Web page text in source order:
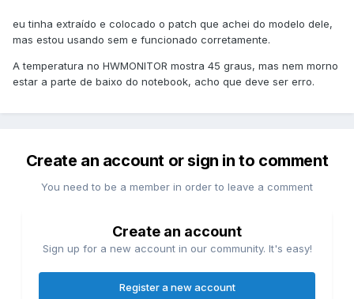
eu tinha extraído e colocado o patch que achei do modelo dele,
mas estou usando sem e funcionado corretamente.
A temperatura no HWMONITOR mostra 45 graus, mas nem morno
estar a parte de baixo do notebook, acho que deve ser erro.
Create an account or sign in to comment
You need to be a member in order to leave a comment
Create an account
Sign up for a new account in our community. It's easy!
Register a new account